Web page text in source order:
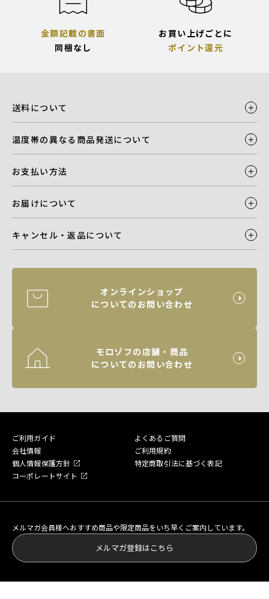
金額記載の書面
同梱なし
お買い上げごとに
ポイント還元
送料について
温度帯の異なる商品発送について
お支払い方法
お届けについて
キャンセル・返品について
オンラインショップ
についてのお問い合わせ
モロゾフの店舗・商品
についてのお問い合わせ
ご利用ガイド
よくあるご質問
会社情報
ご利用規約
個人情報保護方針
特定商取引法に基づく表記
コーポレートサイト
メルマガ会員様へおすすめ商品や限定商品をいち早くご案内しています。
メルマガ登録はこちら